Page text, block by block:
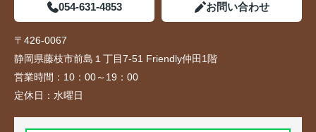
054-631-4853 お問い合わせ
〒426-0067
静岡県藤枝市前島１丁目7-51 Friendly仲田1階
営業時間： 10：00～19：00
定休日： 水曜日